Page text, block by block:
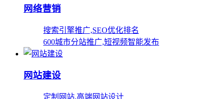
网络营销
搜索引擎推广,SEO优化排名
600城市分站推广,短视频智能发布
网站建设
定制网站,高端网站设计